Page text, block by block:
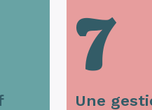
7
Une